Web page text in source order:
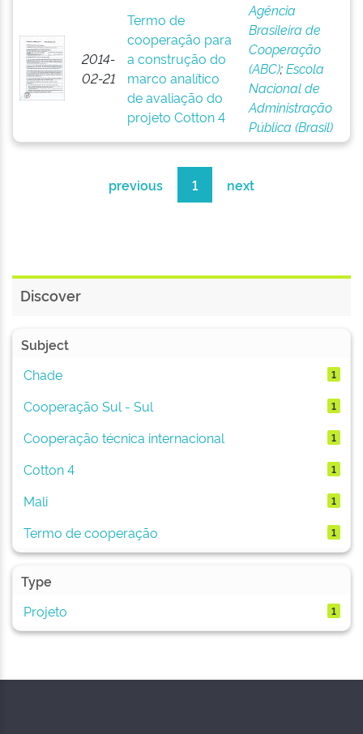
2014-
02-21
Termo de
cooperação para
a construção do
marco analítico
de avaliação do
projeto Cotton 4
Agência
Brasileira de
Cooperação
(ABC);Escola
Nacional de
Administração
Pública (Brasil)
previous 1 next
Discover
Subject
Chade
1
Cooperação Sul - Sul 1
Cooperação técnica internacional 1
Cotton 4 1
Mali 1
Termo de cooperação 1
Type
Projeto
1